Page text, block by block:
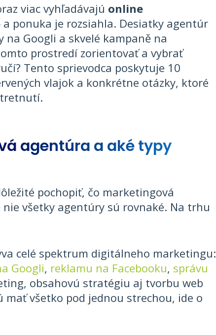
viac vyhľadávajú online
ponuka je rozsiahla. Desiatky agentúr
na Googli a skvelé kampaně na
prostredí zorientovať a vybrať
Tento sprievodca poskytuje 10
vlajok a konkrétne otázky, ktoré
agentúra a aké typy
pochopiť, čo marketingová
všetky agentúry sú rovnaké. Na trhu
celé spektrum digitálneho marketingu:
Googli, reklamu na Facebooku, správu
obsahovú stratégiu aj tvorbu web
mať všetko pod jednou strechou, ide o